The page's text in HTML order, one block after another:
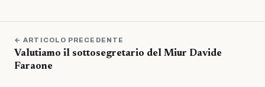
← ARTICOLO PRECEDENTE
Valutiamo il sottosegretario del Miur Davide
Faraone